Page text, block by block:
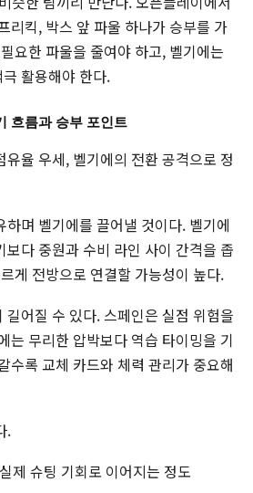
리킥, 박스 앞 파울 하나가 승부를 가
요한 파울을 줄여야 하고, 벨기에는
활용해야 한다.
흐름과 승부 포인트
율 우세, 벨기에의 전환 공격으로 정
며 벨기에를 끌어낼 것이다. 벨기에
다 중원과 수비 라인 사이 간격을 좁
게 전방으로 연결할 가능성이 높다.
길어질 수 있다. 스페인은 실점 위험을
는 무리한 압박보다 역습 타이밍을 기
수록 교체 카드와 체력 관리가 중요해
.
제 슈팅 기회로 이어지는 정도